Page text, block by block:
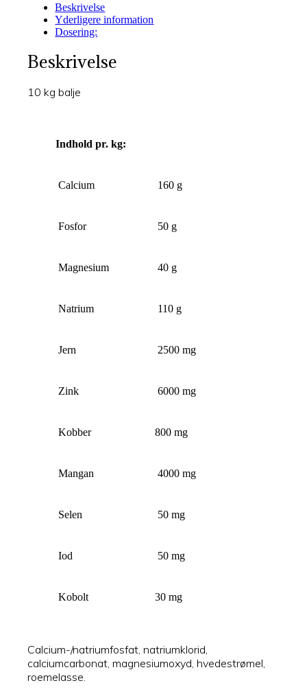
Beskrivelse
Yderligere information
Dosering:
Beskrivelse
10 kg balje
Indhold pr. kg:
Calcium 160 g
Fosfor 50 g
Magnesium 40 g
Natrium 110 g
Jern 2500 mg
Zink 6000 mg
Kobber 800 mg
Mangan 4000 mg
Selen 50 mg
Iod 50 mg
Kobolt 30 mg
Calcium-/natriumfosfat, natriumklorid,
calciumcarbonat, magnesiumoxyd, hvedestrømel,
roemelasse.